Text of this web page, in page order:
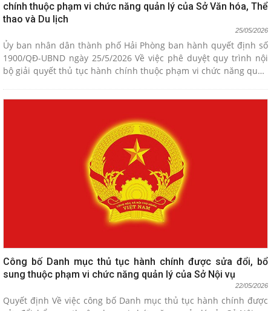
chính thuộc phạm vi chức năng quản lý của Sở Văn hóa, Thể
thao và Du lịch
25/05/2026
Ủy ban nhân dân thành phố Hải Phòng ban hành quyết định số
1900/QĐ-UBND ngày 25/5/2026 Về việc phê duyệt quy trình nội
bộ giải quyết thủ tục hành chính thuộc phạm vi chức năng quản
Công bố Danh mục thủ tục hành chính được sửa đổi, bổ
sung thuộc phạm vi chức năng quản lý của Sở Nội vụ
22/05/2026
Quyết định Về việc công bố Danh mục thủ tục hành chính được